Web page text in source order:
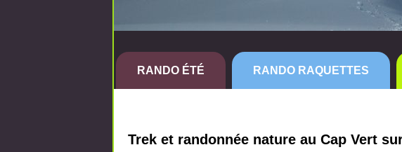
RANDO ÉTÉ RANDO RAQUETTES
Trek et randonnée nature au Cap Vert